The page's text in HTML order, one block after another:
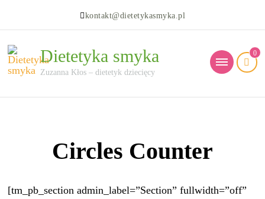
kontakt@dietetykasmyka.pl
Dietetyka smyka
Zuzanna Kłos – dietetyk dziecięcy
0
Circles Counter
[tm_pb_section admin_label=”Section” fullwidth=”off”